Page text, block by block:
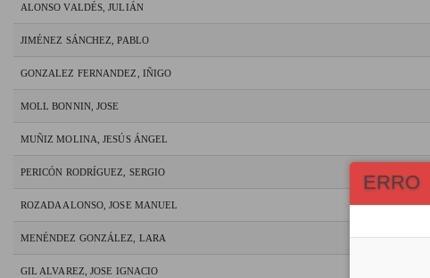
ALONSO VALDÉS, JULIÁN
JIMÉNEZ SÁNCHEZ, PABLO
GONZALEZ FERNANDEZ, IÑIGO
MOLL BONNIN, JOSE
MUÑIZ MOLINA, JESÚS ÁNGEL
PERICÓN RODRÍGUEZ, SERGIO
ROZADA ALONSO, JOSE MANUEL
MENÉNDEZ GONZÁLEZ, LARA
GIL ALVAREZ, JOSE IGNACIO
ERRO